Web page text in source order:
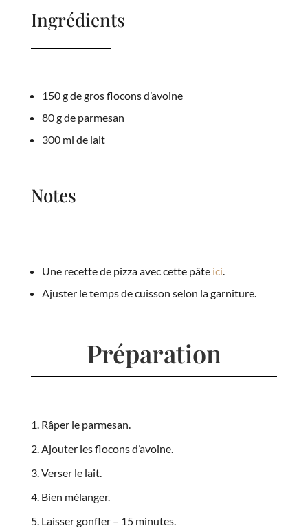
Ingrédients
150 g de gros flocons d’avoine
80 g de parmesan
300 ml de lait
Notes
Une recette de pizza avec cette pâte ici
Ajuster le temps de cuisson selon la garniture.
Préparation
Râper le parmesan.
Ajouter les flocons d’avoine.
Verser le lait.
Bien mélanger.
Laisser gonfler – 15 minutes.